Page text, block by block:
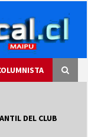
DEL CLUB